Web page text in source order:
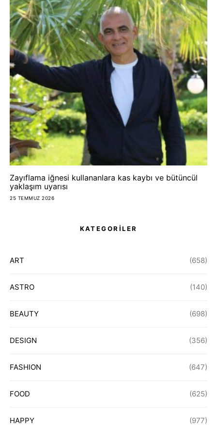
Zayıflama iğnesi kullananlara kas kaybı ve bütüncül
yaklaşım uyarısı
25 TEMMUZ 2026
KATEGORİLER
ART (658)
ASTRO (140)
BEAUTY (698)
DESIGN (356)
FASHION (647)
FOOD (625)
HAPPY (977)